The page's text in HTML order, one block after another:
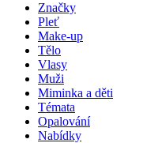
Značky
Pleť
Make-up
Tělo
Vlasy
Muži
Miminka a děti
Témata
Opalování
Nabídky